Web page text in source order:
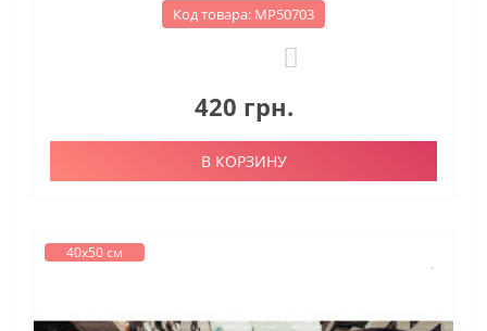
Код товара: МР50703
420 грн.
В КОРЗИНУ
40х50 см